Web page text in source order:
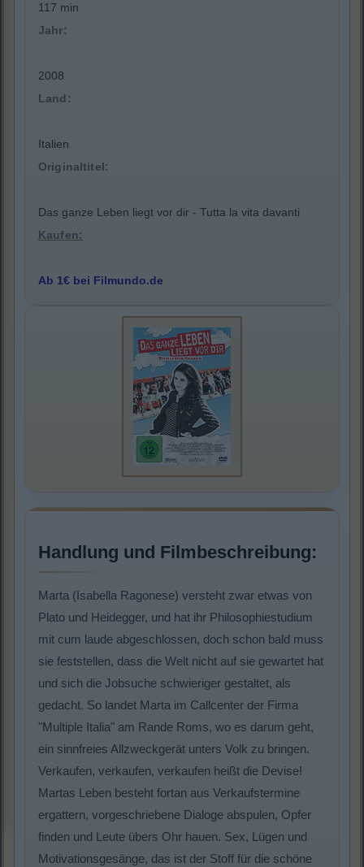
117 min
Jahr:
2008
Land:
Italien
Originaltitel:
Das ganze Leben liegt vor dir - Tutta la vita davanti
Kaufen:
Ab 1€ bei Filmundo.de
Handlung und Filmbeschreibung:
Marta (Isabella Ragonese) versteht zwar etwas von
Plato und Heidegger, und hat ihr Philosophiestudium
mit cum laude abgeschlossen, doch schon bald muss
sie feststellen, dass die Welt nicht auf sie gewartet hat
und sich die Jobsuche schwieriger gestaltet, als
gedacht. So landet Marta im Callcenter der Firma
"Multiple Italia" am Rande Roms, wo es darum geht,
ein sinnfreies Allzweckgerät unters Volk zu bringen.
Verkaufen, verkaufen, verkaufen heißt die Devise!
Martas Leben besteht fortan aus Verkaufstermine
ergattern, vorgeschriebene Dialoge abspulen, Opfer
finden und Leute übers Ohr hauen. Sex, Lügen und
Motivationsgesänge, das ist der Stoff für die schöne